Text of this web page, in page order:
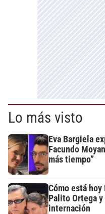
Lo más visto
Eva Bargiela
Facundo
más tiempo”
Cómo está hoy
Palito Ortega y
internación